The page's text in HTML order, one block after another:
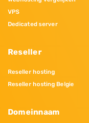
VPS
Dedicated server
Reseller
Reseller hosting
Reseller hosting Belgie
Domeinnaam